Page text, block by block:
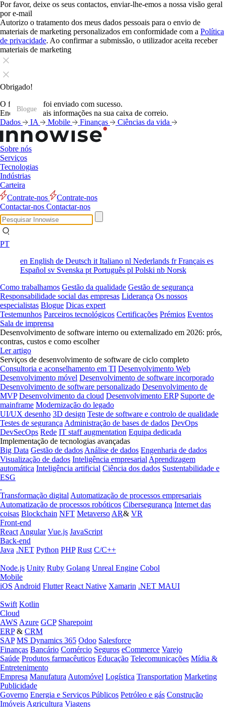
Por favor, deixe os seus contactos, enviar-lhe-emos a nossa visão geral
por e-mail
Autorizo o tratamento dos meus dados pessoais para o envio de
materiais de marketing personalizados em conformidade com a Política
de privacidade. Ao confirmar a submissão, o utilizador aceita receber
materiais de marketing
Obrigado!
O formulário foi enviado com sucesso.
Encontrará mais informações na sua caixa de correio.
Dados
IA Mobile Finanças Ciências da vida
Sobre nós
Serviços
Tecnologias
Indústrias
Carteira
Contrate-nos
Contrate-nos
Contactar-nos Contactar-nos
PT
en English de Deutsch it Italiano nl Nederlands frFrançais es
Español sv Svenska pt Português pl Polski nb Norsk
Como trabalhamos Gestão da qualidade Gestão de segurança
Responsabilidade social das empresas Liderança Os nossos
especialistas Blogue Dicas expert
Testemunhos Parceiros tecnológicos Certificações Prémios Eventos
Sala de imprensa
Desenvolvimento de software interno ou externalizado em 2026: prós,
contras, custos e como escolher
Ler artigo
Serviços de desenvolvimento de software de ciclo completo
Consultoria e aconselhamento em TI Desenvolvimento Web
Desenvolvimento móvel Desenvolvimento de software incorporado
Desenvolvimento de software personalizado Desenvolvimento de
MVP Desenvolvimento da cloud Desenvolvimento ERP Suporte de
mainframe Modernização do legado
UI/UX desenho 3D design Teste de software e controlo de qualidade
Testes de segurança Administração de bases de dados DevOps
DevSecOps Rede IT staff augmentation Equipa dedicada
Implementação de tecnologias avançadas
Big Data Gestão de dados Análise de dados Engenharia de dados
Visualização de dados Inteligência empresarial Aprendizagem
automática Inteligência artificial Ciência dos dados Sustentabilidade e
ESG
Transformação digital Automatização de processos empresariais
Automatização de processos robóticos Cibersegurança Internet das
coisas Blockchain NFT Metaverso AR& VR
Front-end
React Angular Vue.js JavaScript
Back-end
Java .NET Python PHP Rust C/C++
Node.js Unity Ruby Golang Unreal Engine Cobol
Mobile
iOS Android Flutter React Native Xamarin .NET MAUI
Swift Kotlin
Cloud
AWS Azure GCP Sharepoint
ERP& CRM
SAP MS Dynamics 365 Odoo Salesforce
Finanças Bancário Comércio Seguros eCommerce Varejo
Saúde Produtos farmacêuticos Educação Telecomunicações Mídia &
Entretenimento
Empresa Manufatura Automóvel Logística Transportation Marketing
Publicidade
Governo Energia e Serviços Públicos Petróleo e gás Construção
Imóveis Agricultura Viagens
Blogue
Blogue
Blogue
Blogue
Blogue
Blogue
Blogue
Blogue
Blogue
Blogue
Blogue
Blogue